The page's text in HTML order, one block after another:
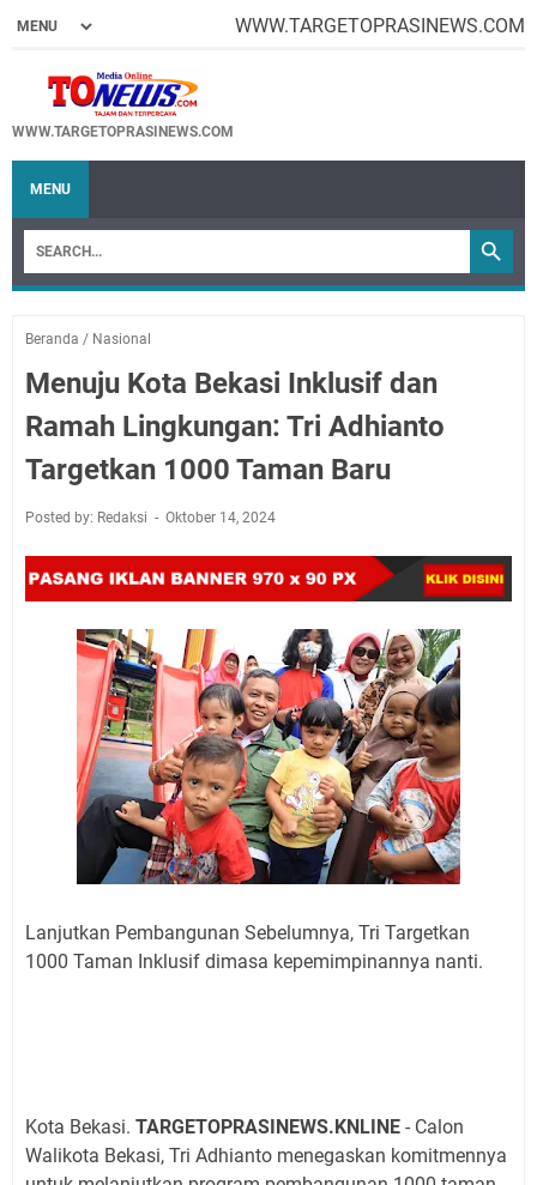
WWW.TARGETOPRASINEWS.COM
WWW.TARGETOPRASINEWS.COM
MENU
Beranda / Nasional
Menuju Kota Bekasi Inklusif dan
Ramah Lingkungan: Tri Adhianto
Targetkan 1000 Taman Baru
Posted by: Redaksi Oktober 14, 2024
Lanjutkan Pembangunan Sebelumnya, Tri Targetkan
1000 Taman Inklusif dimasa kepemimpinannya nanti.
Kota Bekasi. TARGETOPRASINEWS.KNLINE - Calon
Walikota Bekasi, Tri Adhianto menegaskan komitmennya